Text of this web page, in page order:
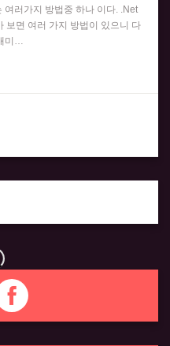
여러가지 방법중 하나 이다. .Net
보면 여러 가지 방법이 있으니 다
미…